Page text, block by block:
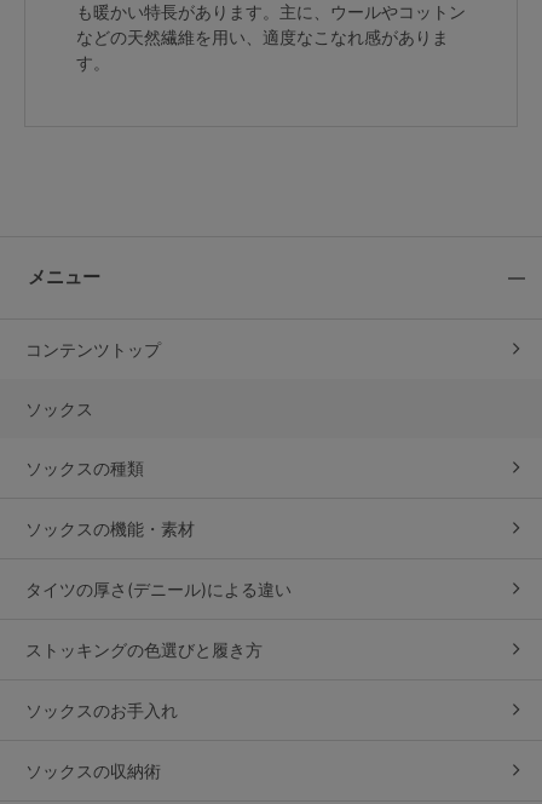
も暖かい特長があります。主に、ウールやコットン
などの天然繊維を用い、適度なこなれ感がありま
す。
メニュー
コンテンツトップ
ソックス
ソックスの種類
ソックスの機能・素材
タイツの厚さ(デニール)による違い
ストッキングの色選びと履き方
ソックスのお手入れ
ソックスの収納術